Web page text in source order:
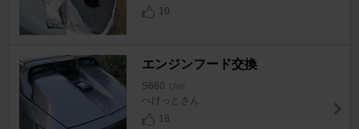
10
エンジンフード交換
S660 [JW]
べけっとさん
18